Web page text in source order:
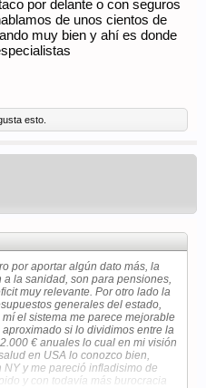
por delante o con seguros
de unos cientos de
muy bien y ahí es donde
esto.
por aportar algún dato más, la
a la sanidad, son para pensiones,
muy relevante. Por otro lado la
generales del estado,
mí el sistema me parece mejorable
si lo dividimos entre la
€ anuales lo cual en mi visión
en USA lo conozco bien,
y me pareció infladisimo de
y con todavía más burocracia